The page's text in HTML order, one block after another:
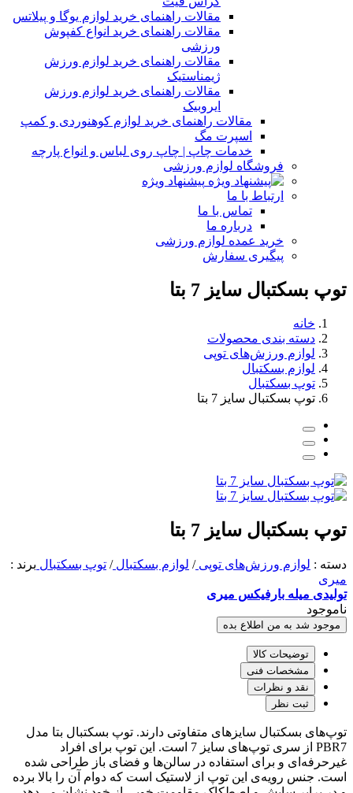
مقالات راهنمای خرید لوازم یوگا و پیلاتس
مقالات راهنمای خرید انواع کفپوش
ورزشی
مقالات راهنمای خرید لوازم ورزش
ژیمناستیک
مقالات راهنمای خرید لوازم ورزش
ایروبیک
مقالات راهنمای خرید لوازم کوهنوردی و کمپ
اسپرت مگ
خدمات چاپ | چاپ روی لباس و انواع پارچه
فروشگاه لوازم ورزشی
پیشنهاد ویژه
ارتباط با ما
تماس با ما
درباره ما
خرید عمده لوازم ورزشی
پیگیری سفارش
توپ بسکتبال سایز 7 بتا
خانه
دسته بندی محصولات
لوازم ورزش‌های توپی
لوازم بسکتبال
توپ بسکتبال
توپ بسکتبال سایز 7 بتا
توپ بسکتبال سایز 7 بتا
دسته : لوازم ورزش‌های توپی/ لوازم بسکتبال/ توپ بسکتبال برند :
میری
تولیدی میله بارفیکس میری
ناموجود
موجود شد به من اطلاع بده
توضیحات کالا
مشخصات فنی
نقد و نظرات
ثبت نظر
توپ‌های بسکتبال سایزهای متفاوتی دارند. توپ بسکتبال بتا مدل
PBR7 از سری توپ‌های سایز 7 است. این توپ برای افراد
غیرحرفه‌ای و برای استفاده در سالن‌ها و فضای باز طراحی شده
است. جنس رویه‌ی این توپ از لاستیک است که دوام آن را بالا برده